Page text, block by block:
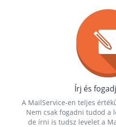
Írj és
A MailService-en teljes
Nem csak fogadni tudod a
de írni is tudsz levelet a